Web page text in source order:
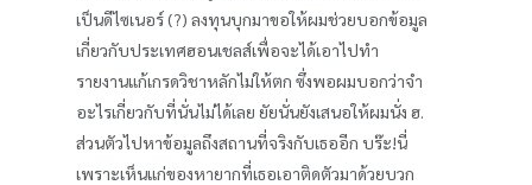
เป็นดีไซเนอร์ (?) ลงทุนบุกมาขอให้ผมช่วยบอกข้อมูล
เกี่ยวกับประเทศฮอนเชลส์เพื่อจะได้เอาไปทำ
รายงานแก้เกรดวิชาหลักไม่ให้ตก ซึ่งพอผมบอกว่าจำ
อะไรเกี่ยวกับที่นั่นไม่ได้เลย ยัยนั่นยังเสนอให้ผมนั่ง ฮ.
ส่วนตัวไปหาข้อมูลถึงสถานที่จริงกับเธออีก บร๊ะ!นี่
เพราะเห็นแก่ของหายากที่เธอเอาติดตัวมาด้วยบวก